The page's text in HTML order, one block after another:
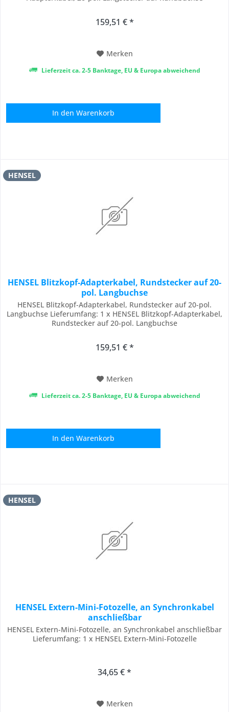
159,51 € *
Merken
Lieferzeit ca. 2-5 Banktage, EU & Europa abweichend
In den Warenkorb
HENSEL
HENSEL Blitzkopf-Adapterkabel, Rundstecker auf 20-
pol. Langbuchse
HENSEL Blitzkopf-Adapterkabel, Rundstecker auf 20-pol.
Langbuchse Lieferumfang: 1 x HENSEL Blitzkopf-Adapterkabel,
Rundstecker auf 20-pol. Langbuchse
159,51 € *
Merken
Lieferzeit ca. 2-5 Banktage, EU & Europa abweichend
In den Warenkorb
HENSEL
HENSEL Extern-Mini-Fotozelle, an Synchronkabel
anschließbar
HENSEL Extern-Mini-Fotozelle, an Synchronkabel anschließbar
Lieferumfang: 1 x HENSEL Extern-Mini-Fotozelle
34,65 € *
Merken